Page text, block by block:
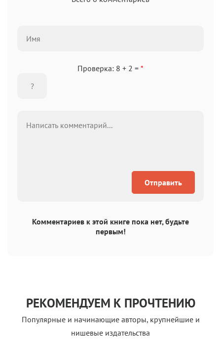
Проверка: 8 + 2 = *
Отправить
Комментариев к этой книге пока нет, будьте
первым!
РЕКОМЕНДУЕМ К ПРОЧТЕНИЮ
Популярные и начинающие авторы, крупнейшие и
нишевые издательства